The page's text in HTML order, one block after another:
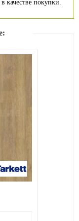
качестве покупки.